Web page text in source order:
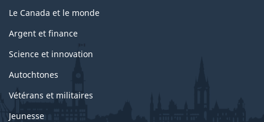
Le Canada et le monde
Argent et finance
Science et innovation
Autochtones
Vétérans et militaires
Jeunesse